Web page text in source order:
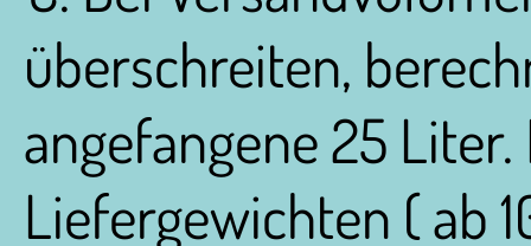
überschreiten,
angefangene 25
Liefergewichten ( ab